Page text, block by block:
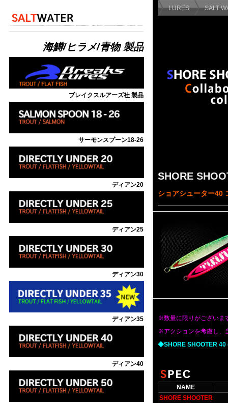
LURES SALT
SHORE
ショアシューター40
※数量に限りがございま
※アクションを考慮し、
◆SHORE SHOOTER 40
NAME
SHORE SHOOTER
海鱒/ヒラメ/青物製品
ブレイクスルアーズ社 製品
サーモンスプーン18-26
ディアン20
ディアン25
ディアン30
ディアン35
ディアン40